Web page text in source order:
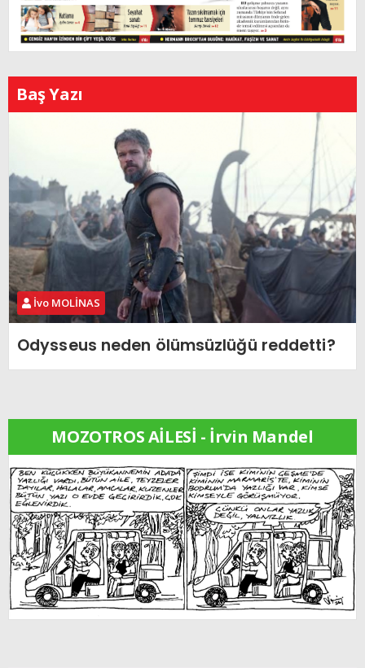
Baş Yazı
İvo MOLİNAS
Odysseus neden ölümsüzlüğü reddetti?
MOZOTROS AİLESİ - İrvin Mandel